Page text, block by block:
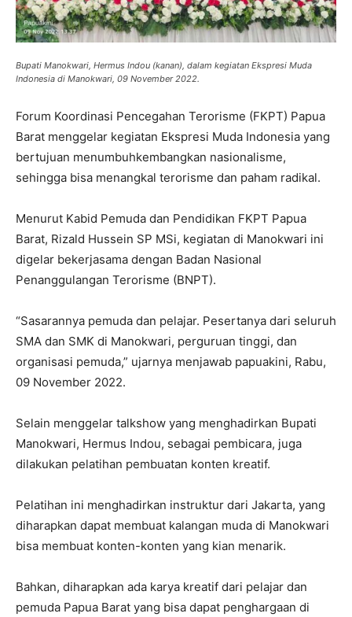
Bupati Manokwari, Hermus Indou (kanan), dalam kegiatan Ekspresi Muda
Indonesia di Manokwari, 09 November 2022.
Forum Koordinasi Pencegahan Terorisme (FKPT) Papua
Barat menggelar kegiatan Ekspresi Muda Indonesia yang
bertujuan menumbuhkembangkan nasionalisme,
sehingga bisa menangkal terorisme dan paham radikal.
Menurut Kabid Pemuda dan Pendidikan FKPT Papua
Barat, Rizald Hussein SP MSi, kegiatan di Manokwari ini
digelar bekerjasama dengan Badan Nasional
Penanggulangan Terorisme (BNPT).
“Sasarannya pemuda dan pelajar. Pesertanya dari seluruh
SMA dan SMK di Manokwari, perguruan tinggi, dan
organisasi pemuda,” ujarnya menjawab papuakini, Rabu,
09 November 2022.
Selain menggelar talkshow yang menghadirkan Bupati
Manokwari, Hermus Indou, sebagai pembicara, juga
dilakukan pelatihan pembuatan konten kreatif.
Pelatihan ini menghadirkan instruktur dari Jakarta, yang
diharapkan dapat membuat kalangan muda di Manokwari
bisa membuat konten-konten yang kian menarik.
Bahkan, diharapkan ada karya kreatif dari pelajar dan
pemuda Papua Barat yang bisa dapat penghargaan di